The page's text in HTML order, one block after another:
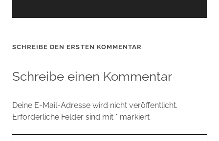
SCHREIBE DEN ERSTEN KOMMENTAR
Schreibe einen Kommentar
Deine E-Mail-Adresse wird nicht veröffentlicht.
Erforderliche Felder sind mit * markiert